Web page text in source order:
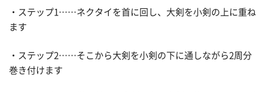
・ステップ1……ネクタイを首に回し、大剣を小剣の上に重ね
ます
・ステップ2……そこから大剣を小剣の下に通しながら2周分
巻き付けます